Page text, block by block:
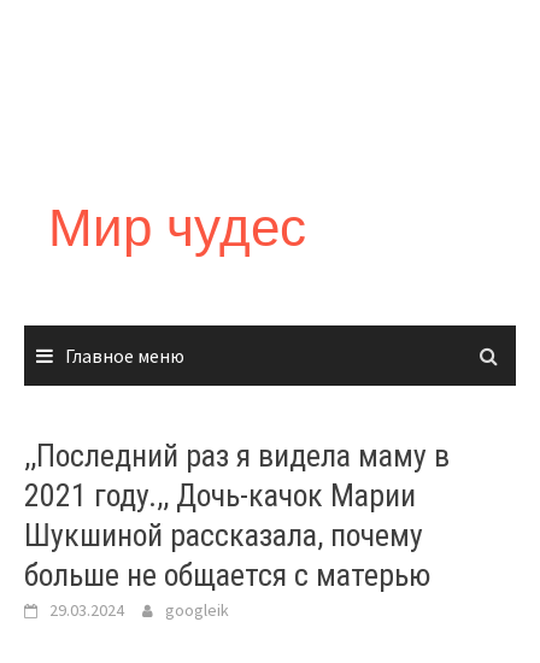
содержимому
Мир чудес
Главное меню
,,Последний раз я видела маму в
2021 году.,, Дочь-качок Марии
Шукшиной рассказала, почему
больше не общается с матерью
29.03.2024 googleik